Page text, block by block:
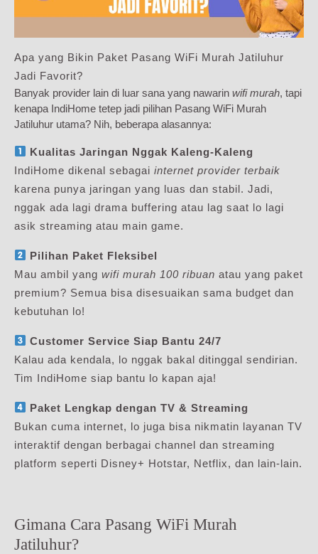
Apa yang Bikin Paket Pasang WiFi Murah Jatiluhur
Jadi Favorit?
Banyak provider lain di luar sana yang nawarin wifi murah, tapi
kenapa IndiHome tetep jadi pilihan Pasang WiFi Murah
Jatiluhur utama? Nih, beberapa alasannya:
Kualitas Jaringan Nggak Kaleng-Kaleng
IndiHome dikenal sebagai internet provider terbaik
karena punya jaringan yang luas dan stabil. Jadi,
nggak ada lagi drama buffering atau lag saat lo lagi
asik streaming atau main game.
Pilihan Paket Fleksibel
Mau ambil yang wifi murah 100 ribuan atau yang paket
premium? Semua bisa disesuaikan sama budget dan
kebutuhan lo!
Customer Service Siap Bantu 24/7
Kalau ada kendala, lo nggak bakal ditinggal sendirian.
Tim IndiHome siap bantu lo kapan aja!
Paket Lengkap dengan TV & Streaming
Bukan cuma internet, lo juga bisa nikmatin layanan TV
interaktif dengan berbagai channel dan streaming
platform seperti Disney+ Hotstar, Netflix, dan lain-lain.
Gimana Cara Pasang WiFi Murah
Jatiluhur?